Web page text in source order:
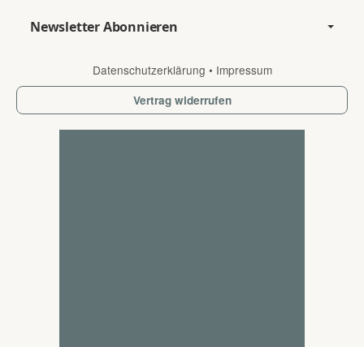
Newsletter Abonnieren
Datenschutzerklärung • Impressum
Vertrag widerrufen